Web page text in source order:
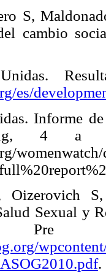
S,
cambio
es/
Informe
4 a
Oizerovich
Sexual y
.